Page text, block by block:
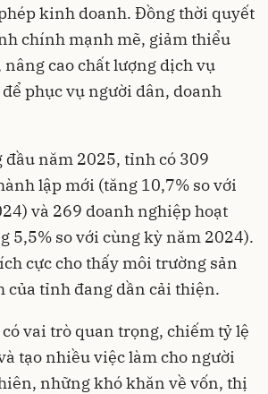
kinh doanh. Đồng thời quyết
chính mạnh mẽ, giảm thiểu
cao chất lượng dịch vụ
phục vụ người dân, doanh
năm 2025, tỉnh có 309
lập mới (tăng 10,7% so với
và 269 doanh nghiệp hoạt
5,5% so với cùng kỳ năm 2024).
cực cho thấy môi trường sản
của tỉnh đang dần cải thiện.
vai trò quan trọng, chiếm tỷ lệ
tạo nhiều việc làm cho người
những khó khăn về vốn, thị